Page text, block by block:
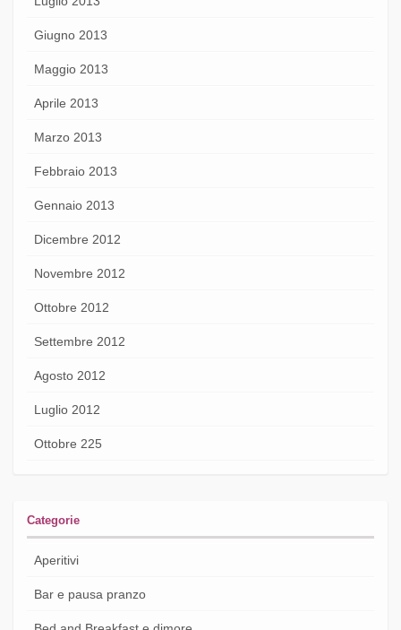
Giugno 2013
Maggio 2013
Aprile 2013
Marzo 2013
Febbraio 2013
Gennaio 2013
Dicembre 2012
Novembre 2012
Ottobre 2012
Settembre 2012
Agosto 2012
Luglio 2012
Ottobre 225
Categorie
Aperitivi
Bar e pausa pranzo